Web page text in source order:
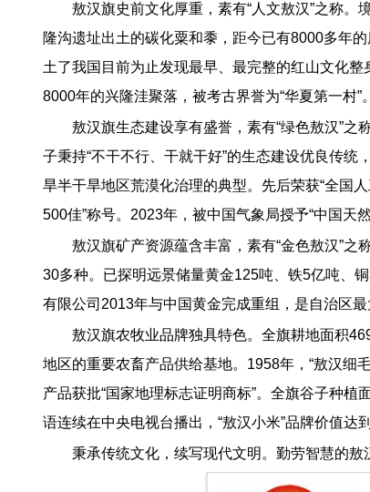
敖汉旗史前文化厚重，素有“人文敖汉”之称
隆沟遗址出土的碳化粟和黍，距今已有8000多年
土了我国目前为止发现最早、最完整的红山文化
8000年的兴隆洼聚落，被考古界誉为“华夏第一村
敖汉旗生态建设享有盛誉，素有“绿色敖汉”
子秉持“不干不行、干就干好”的生态建设优良传
旱半干旱地区荒漠化治理的典型。先后荣获“全国
500佳”称号。2023年，被中国气象局授予“中国天
敖汉旗矿产资源蕴含丰富，素有“金色敖汉”
30多种。已探明远景储量黄金125吨、铁5亿吨、
有限公司2013年与中国黄金完成重组，是自治区
敖汉旗农牧业品牌独具特色。全旗耕地面积
地区的重要农畜产品供给基地。1958年，“敖汉细
产品获批“国家地理标志证明商标”。全旗谷子种
语连续在中央电视台播出，“敖汉小米”品牌价值达
秉承传统文化，续写现代文明。勤劳智慧的